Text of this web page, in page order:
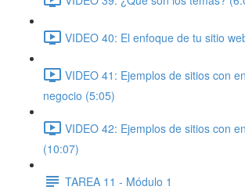
VIDEO 40: El enfoque de tu sitio
VIDEO 41: Ejemplos de sitios con
negocio (5:05)
VIDEO 42: Ejemplos de sitios con
(10:07)
TAREA 11 - Módulo 1